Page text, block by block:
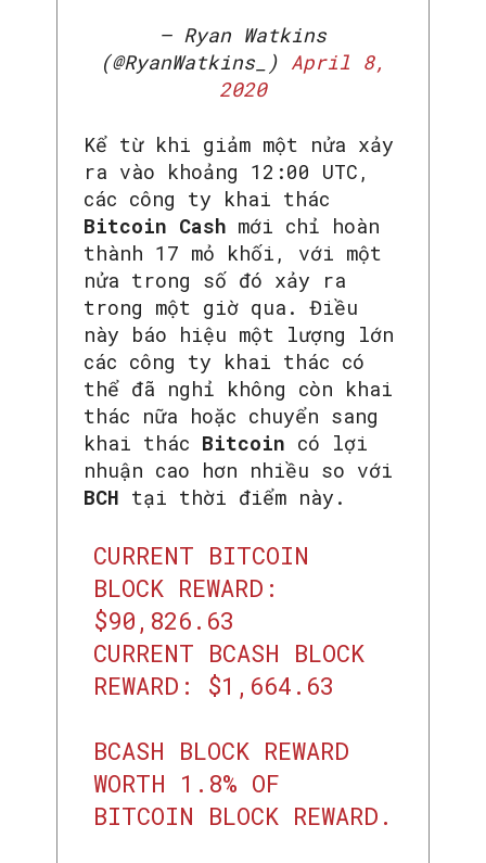
— Ryan Watkins
(@RyanWatkins_) April 8,
2020
Kể từ khi giảm một nửa xảy
ra vào khoảng 12:00 UTC,
các công ty khai thác
Bitcoin Cash mới chỉ hoàn
thành 17 mỏ khối, với một
nửa trong số đó xảy ra
trong một giờ qua. Điều
này báo hiệu một lượng lớn
các công ty khai thác có
thể đã nghỉ không còn khai
thác nữa hoặc chuyển sang
khai thác Bitcoin có lợi
nhuận cao hơn nhiều so với
BCH tại thời điểm này.
CURRENT BITCOIN
BLOCK REWARD:
$90,826.63
CURRENT BCASH BLOCK
REWARD: $1,664.63
BCASH BLOCK REWARD
WORTH 1.8% OF
BITCOIN BLOCK REWARD.